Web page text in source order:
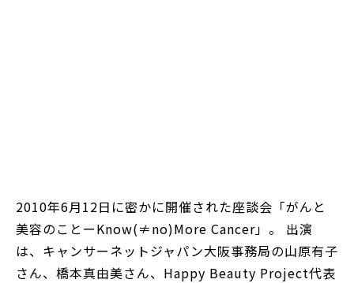
2010年6月12日に密かに開催された座談会「がんと
美容のことーKnow(≠no)More Cancer」。 出演
は、キャンサーネットジャパン大阪事務局の山原有子
さん、橋本真由美さん、Happy Beauty Project代表